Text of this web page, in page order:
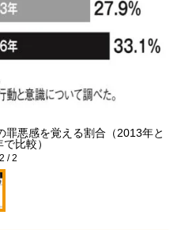
悪感を覚える割合（2013年と
比較）
2 /2